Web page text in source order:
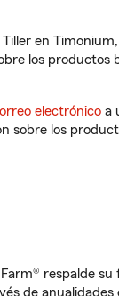
en
los productos
electrónico a
sobre los
respalde
de anualidades